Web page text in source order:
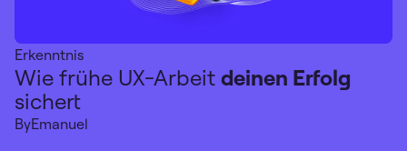
Erkenntnis
Wie frühe UX-Arbeit deinen Erfolg
sichert
ByEmanuel